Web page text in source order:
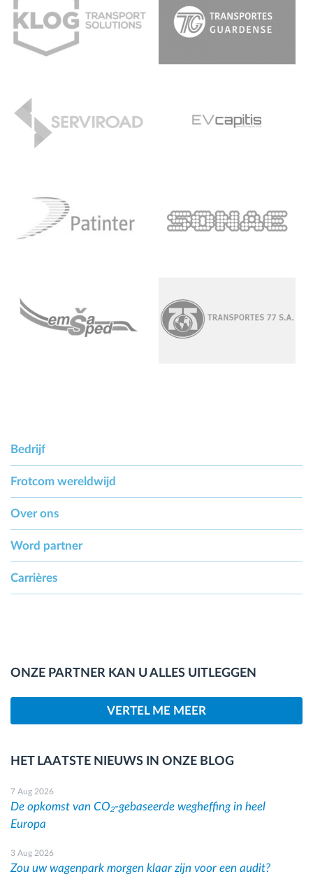
Bedrijf
Frotcom wereldwijd
Over ons
Word partner
Carrières
ONZE PARTNER KAN U ALLES UITLEGGEN
VERTEL ME MEER
HET LAATSTE NIEUWS IN ONZE BLOG
7 Aug 2026
De opkomst van CO₂-gebaseerde wegheffing in heel
Europa
3 Aug 2026
Zou uw wagenpark morgen klaar zijn voor een audit?